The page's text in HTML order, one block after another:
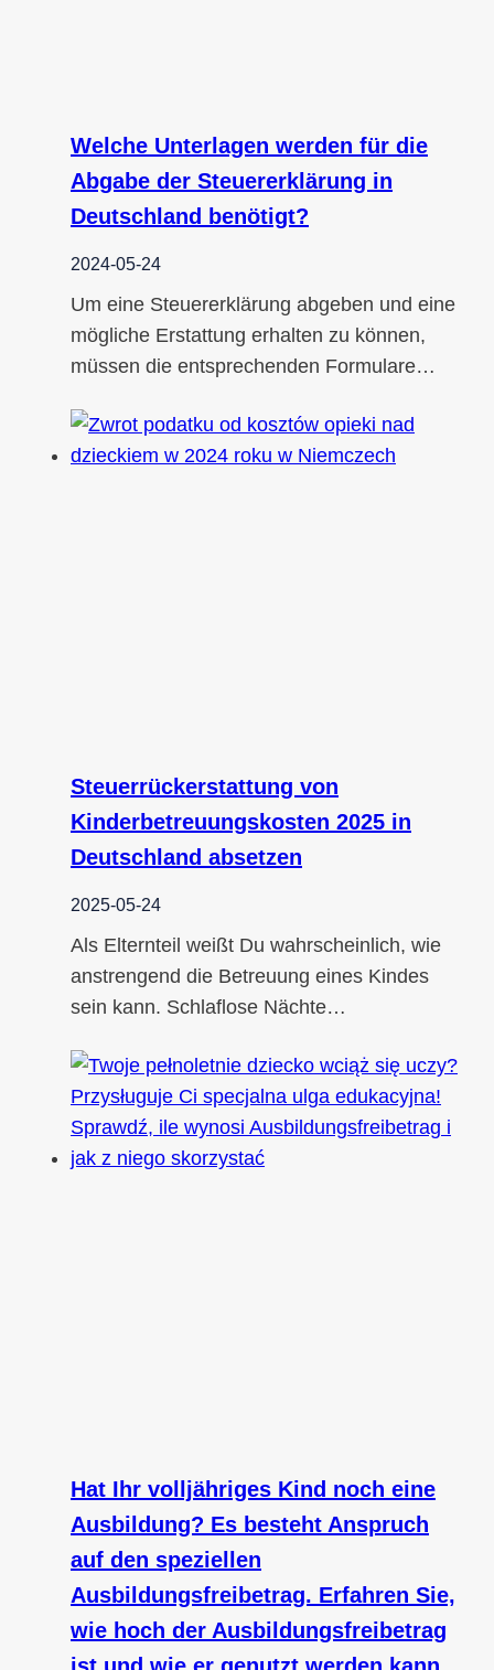
Welche Unterlagen werden für die
Abgabe der Steuererklärung in
Deutschland benötigt?
2024-05-24
Um eine Steuererklärung abgeben und eine
mögliche Erstattung erhalten zu können,
müssen die entsprechenden Formulare…
Steuerrückerstattung von
Kinderbetreuungskosten 2025 in
Deutschland absetzen
2025-05-24
Als Elternteil weißt Du wahrscheinlich, wie
anstrengend die Betreuung eines Kindes
sein kann. Schlaflose Nächte…
Hat Ihr volljähriges Kind noch eine
Ausbildung? Es besteht Anspruch
auf den speziellen
Ausbildungsfreibetrag. Erfahren Sie,
wie hoch der Ausbildungsfreibetrag